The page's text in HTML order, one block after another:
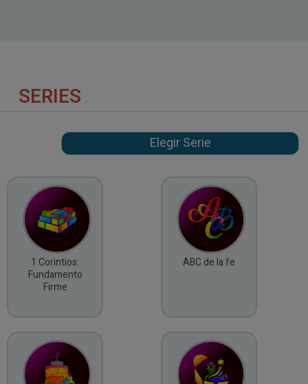
SERIES
1 Corintios:
Fundamento
Firme
ABC de la fe